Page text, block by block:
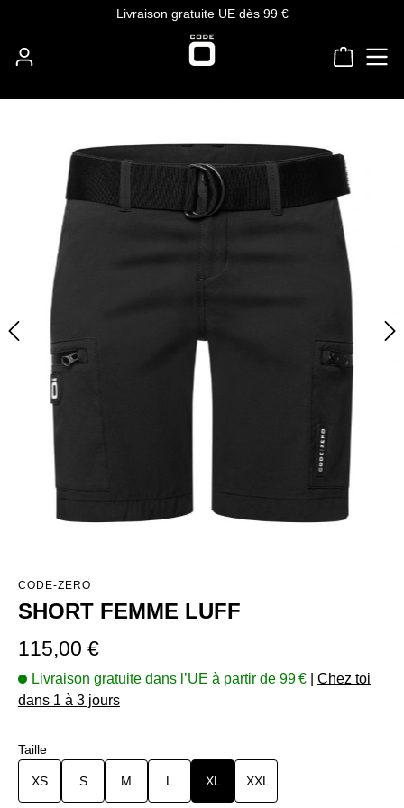
Passer au contenu principalLivraison gratuite UE dès 99 €
Le
CODE-ZERO
SHORT FEMME LUFF
Prix régulier :
115,00 €
Livraison gratuite dans l’UE à partir de 99 €
Chez toi
dans 1 à 3 jours
Sélectionnez
Taille
XS S M L XL XXL